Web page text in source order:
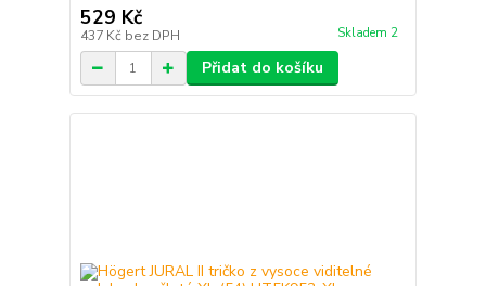
529 Kč
437 Kč bez DPH Skladem 2
Přidat do košíku